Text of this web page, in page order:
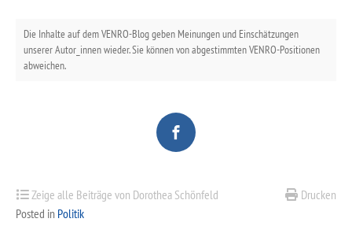
Die Inhalte auf dem VENRO-Blog geben Meinungen und Einschätzungen
unserer Autor_innen wieder. Sie können von abgestimmten VENRO-Positionen
abweichen.
Drucken
Zeige alle Beiträge von Dorothea Schönfeld
Posted in Politik